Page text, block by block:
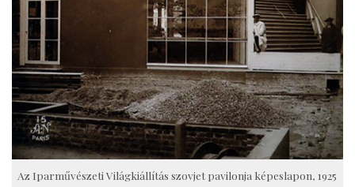
Az Iparművészeti Világkiállítás szovjet pavilonja képeslapon, 1925